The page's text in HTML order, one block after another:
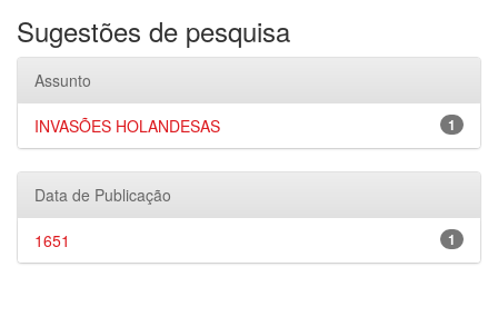
Sugestões de pesquisa
Assunto
1
INVASÕES HOLANDESAS
Data de Publicação
1
1651